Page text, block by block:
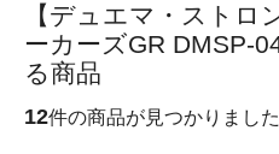
【デュエマ・ストロ
ーカーズGR DMSP-
る商品
12件の商品が見つかりました